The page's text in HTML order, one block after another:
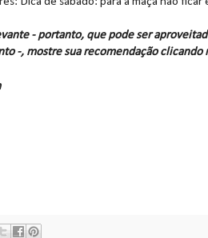
- portanto, que pode ser
-, mostre sua recomendação clicando